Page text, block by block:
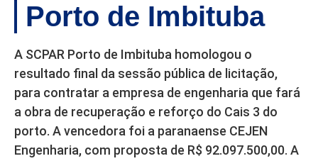
Porto de Imbituba
A SCPAR Porto de Imbituba homologou o
resultado final da sessão pública de licitação,
para contratar a empresa de engenharia que fará
a obra de recuperação e reforço do Cais 3 do
porto. A vencedora foi a paranaense CEJEN
Engenharia, com proposta de R$ 92.097.500,00. A